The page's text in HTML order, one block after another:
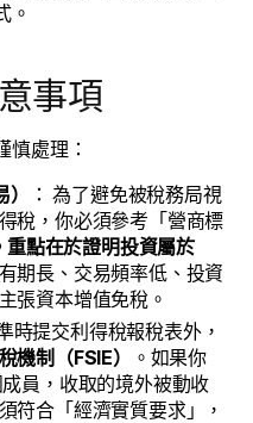
。
事項
慎處理：
： 為了避免被稅務局視
稅，你必須參考「營商標
重點在於證明投資屬於
期長、交易頻率低、投資
張資本增值免稅。
時提交利得稅報稅表外，
機制（FSIE）
。如果你
員，收取的境外被動收
符合「經濟實質要求」，